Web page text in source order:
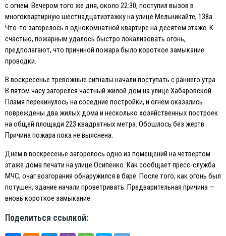
с огнем. Вечером того же дня, около 22:30, поступил вызов в
многоквартирную шестнадцатиэтажку на улице Мельникайте, 138а.
Что-то загорелось в однокомнатной квартире на десятом этаже. К
счастью, пожарным удалось быстро локализовать огонь,
предполагают, что причиной пожара было короткое замыкание
проводки.
В воскресенье тревожные сигналы начали поступать с раннего утра.
В пятом часу загорелся частный жилой дом на улице Хабаровской.
Пламя перекинулось на соседние постройки, и огнем оказались
повреждены два жилых дома и несколько хозяйственных построек
на общей площади 223 квадратных метра. Обошлось без жертв.
Причина пожара пока не выяснена.
Днем в воскресенье загорелось одно из помещений на четвертом
этаже дома печати на улице Осипенко. Как сообщает пресс-служба
МЧС, очаг возгорания обнаружился в баре. После того, как огонь был
потушен, здание начали проветривать. Предварительная причина —
вновь короткое замыкание.
Поделиться ссылкой: